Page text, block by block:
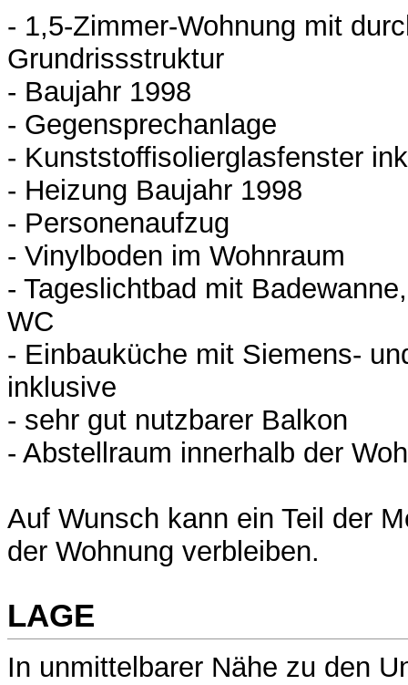
- 1,5-Zimmer-Wohnung mit
Grundrissstruktur
- Baujahr 1998
- Gegensprechanlage
- Kunststoffisolierglasfenster
- Heizung Baujahr 1998
- Personenaufzug
- Vinylboden im Wohnraum
- Tageslichtbad mit
WC
- Einbauküche mit Siemens-
inklusive
- sehr gut nutzbarer Balkon
- Abstellraum innerhalb der
Auf Wunsch kann ein Teil der
der Wohnung verbleiben.
LAGE
In unmittelbarer Nähe zu den